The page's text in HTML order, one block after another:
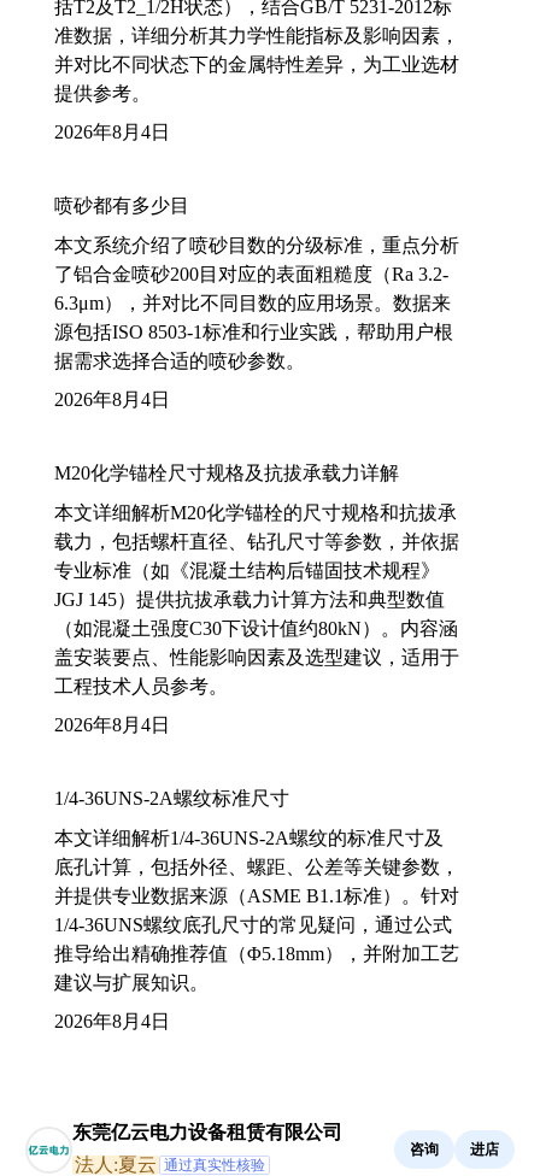
括T2及T2_1/2H状态），结合GB/T 5231-2012标
准数据，详细分析其力学性能指标及影响因素，
并对比不同状态下的金属特性差异，为工业选材
提供参考。
2026年8月4日
喷砂都有多少目
本文系统介绍了喷砂目数的分级标准，重点分析
了铝合金喷砂200目对应的表面粗糙度（Ra 3.2-
6.3μm），并对比不同目数的应用场景。数据来
源包括ISO 8503-1标准和行业实践，帮助用户根
据需求选择合适的喷砂参数。
2026年8月4日
M20化学锚栓尺寸规格及抗拔承载力详解
本文详细解析M20化学锚栓的尺寸规格和抗拔承
载力，包括螺杆直径、钻孔尺寸等参数，并依据
专业标准（如《混凝土结构后锚固技术规程》
JGJ 145）提供抗拔承载力计算方法和典型数值
（如混凝土强度C30下设计值约80kN）。内容涵
盖安装要点、性能影响因素及选型建议，适用于
工程技术人员参考。
2026年8月4日
1/4-36UNS-2A螺纹标准尺寸
本文详细解析1/4-36UNS-2A螺纹的标准尺寸及
底孔计算，包括外径、螺距、公差等关键参数，
并提供专业数据来源（ASME B1.1标准）。针对
1/4-36UNS螺纹底孔尺寸的常见疑问，通过公式
推导给出精确推荐值（Φ5.18mm），并附加工艺
建议与扩展知识。
2026年8月4日
东莞亿云电力设备租赁有限公司
法人:夏云 通过真实性核验
咨询 进店